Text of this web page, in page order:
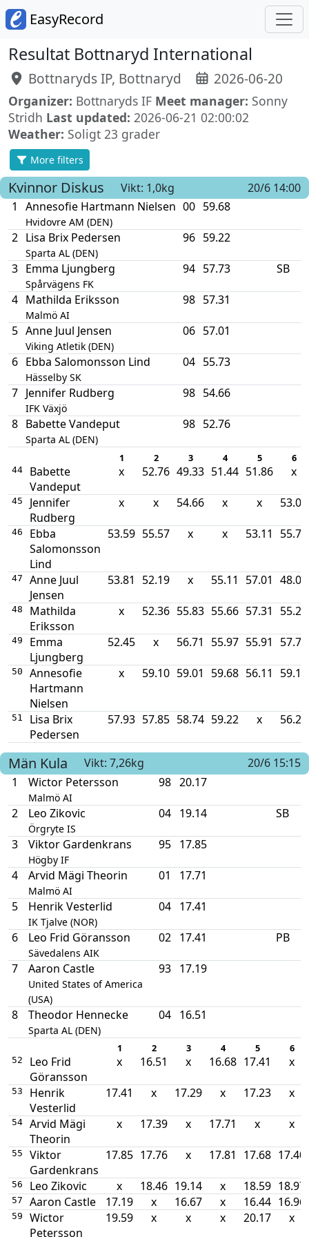
EasyRecord
Resultat Bottnaryd International
Bottnaryds IP, Bottnaryd 2026-06-20
Organizer: Bottnaryds IF Meet manager: Sonny
Stridh Last updated: 2026-06-21 02:00:02
Weather: Soligt 23 grader
More filters
Kvinnor Diskus Vikt: 1,0kg
20/6 14:00
1
Annesofie Hartmann Nielsen
Hvidovre AM (DEN)
00 59.68
2 Lisa Brix Pedersen
Sparta AL (DEN)
96 59.22
3 Emma Ljungberg
Spårvägens FK
94 57.73 SB
4 Mathilda Eriksson
Malmö AI
98 57.31
5 Anne Juul Jensen
Viking Atletik (DEN)
06 57.01
6 Ebba Salomonsson Lind
Hässelby SK
04 55.73
7 Jennifer Rudberg
IFK Växjö
98 54.66
8 Babette Vandeput
Sparta AL (DEN)
98 52.76
1 2 3 4 5 6
44
Babette
Vandeput
x 52.76 49.33 51.44 51.86 x
45
Jennifer
Rudberg
x x 54.66 x x 53.05
46
Ebba
Salomonsson
Lind
53.59 55.57 x x 53.11 55.73
47
Anne Juul
Jensen
53.81 52.19 x 55.11 57.01 48.09
48
Mathilda
Eriksson
x 52.36 55.83 55.66 57.31 55.21
49
Emma
Ljungberg
52.45 x 56.71 55.97 55.91 57.73
50
Annesofie
Hartmann
Nielsen
x 59.10 59.01 59.68 56.11 59.12
51
Lisa Brix
Pedersen
57.93 57.85 58.74 59.22 x 56.29
Män Kula Vikt: 7,26kg
20/6 15:15
1
Wictor Petersson
Malmö AI
98 20.17
2 Leo Zikovic
Örgryte IS
04 19.14 SB
3 Viktor Gardenkrans
Högby IF
95 17.85
4 Arvid Mägi Theorin
Malmö AI
01 17.71
5 Henrik Vesterlid
IK Tjalve (NOR)
04 17.41
6 Leo Frid Göransson
Sävedalens AIK
02 17.41 PB
7 Aaron Castle
United States of America
(USA)
93 17.19
8 Theodor Hennecke
Sparta AL (DEN)
04 16.51
1 2 3 4 5 6
52
Leo Frid
Göransson
x 16.51 x 16.68 17.41 x
53
Henrik
Vesterlid
17.41 x 17.29 x 17.23 x
54
Arvid Mägi
Theorin
x 17.39 x 17.71 x x
55
Viktor
Gardenkrans
17.85 17.76 x 17.81 17.68 17.40
56 Leo Zikovic x 18.46 19.14 x 18.59 18.97
57 Aaron Castle 17.19 x 16.67 x 16.44 16.96
59
Wictor
Petersson
19.59 x x x 20.17 x